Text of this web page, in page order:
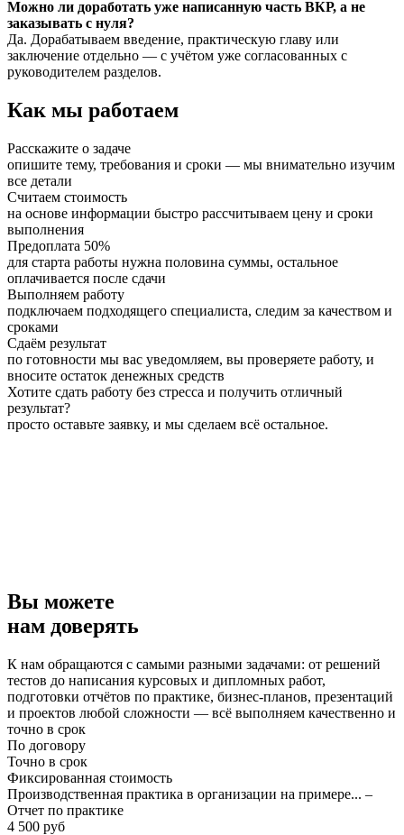
Можно ли доработать уже написанную часть ВКР, а не
заказывать с нуля?
Да. Дорабатываем введение, практическую главу или
заключение отдельно — с учётом уже согласованных с
руководителем разделов.
Как мы работаем
Расскажите о задаче
опишите тему, требования и сроки — мы внимательно изучим
все детали
Считаем стоимость
на основе информации быстро рассчитываем цену и сроки
выполнения
Предоплата 50%
для старта работы нужна половина суммы, остальное
оплачивается после сдачи
Выполняем работу
подключаем подходящего специалиста, следим за качеством и
сроками
Сдаём результат
по готовности мы вас уведомляем, вы проверяете работу, и
вносите остаток денежных средств
Хотите сдать работу без стресса и получить отличный
результат?
просто оставьте заявку, и мы сделаем всё остальное.
Вы можете
нам доверять
К нам обращаются с самыми разными задачами: от решений
тестов до написания курсовых и дипломных работ,
подготовки отчётов по практике, бизнес-планов, презентаций
и проектов любой сложности — всё выполняем качественно и
точно в срок
По договору
Точно в срок
Фиксированная стоимость
Производственная практика в организации на примере... –
Отчет по практике
4 500 руб